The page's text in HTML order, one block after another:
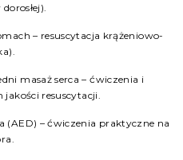
– resuscytacja krążeniowo-
masaż serca – ćwiczenia i
resuscytacji.
– ćwiczenia praktyczne na